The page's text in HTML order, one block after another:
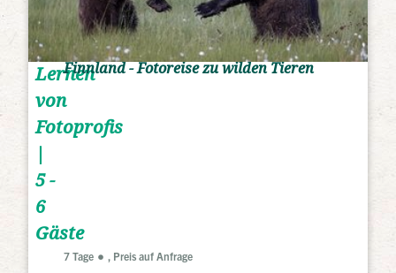
Lernen
von
Fotoprofis
|
5 -
6
Gäste
Finnland - Fotoreise zu wilden Tieren
7 Tage , Preis auf Anfrage